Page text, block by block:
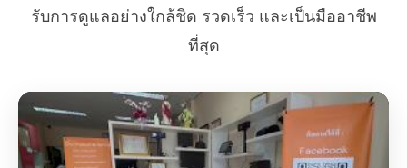
รับการดูแลอย่างใกล้ชิด รวดเร็ว และเป็นมืออาชีพ
ที่สุด